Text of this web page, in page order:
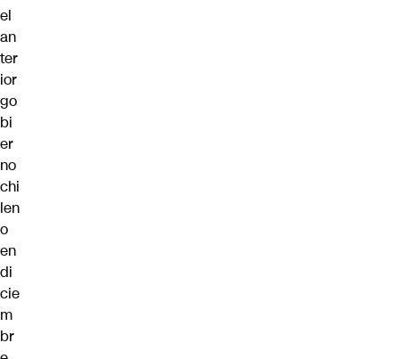
el
an
ter
ior
go
bi
er
no
chi
len
o
en
di
cie
m
br